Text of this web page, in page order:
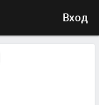
Вход